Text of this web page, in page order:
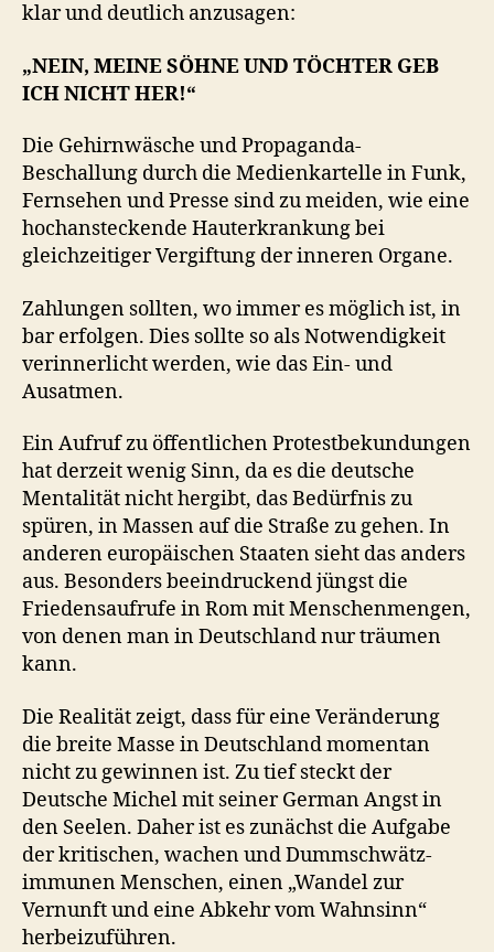
klar und deutlich anzusagen:
„NEIN, MEINE SÖHNE UND TÖCHTER GEB
ICH NICHT HER!“
Die Gehirnwäsche und Propaganda-
Beschallung durch die Medienkartelle in Funk,
Fernsehen und Presse sind zu meiden, wie eine
hochansteckende Hauterkrankung bei
gleichzeitiger Vergiftung der inneren Organe.
Zahlungen sollten, wo immer es möglich ist, in
bar erfolgen. Dies sollte so als Notwendigkeit
verinnerlicht werden, wie das Ein- und
Ausatmen.
Ein Aufruf zu öffentlichen Protestbekundungen
hat derzeit wenig Sinn, da es die deutsche
Mentalität nicht hergibt, das Bedürfnis zu
spüren, in Massen auf die Straße zu gehen. In
anderen europäischen Staaten sieht das anders
aus. Besonders beeindruckend jüngst die
Friedensaufrufe in Rom mit Menschenmengen,
von denen man in Deutschland nur träumen
kann.
Die Realität zeigt, dass für eine Veränderung
die breite Masse in Deutschland momentan
nicht zu gewinnen ist. Zu tief steckt der
Deutsche Michel mit seiner German Angst in
den Seelen. Daher ist es zunächst die Aufgabe
der kritischen, wachen und Dummschwätz-
immunen Menschen, einen „Wandel zur
Vernunft und eine Abkehr vom Wahnsinn“
herbeizuführen.